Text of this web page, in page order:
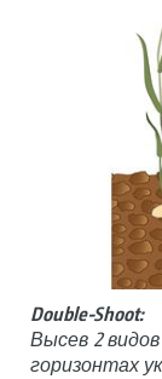
Double-Shoot:
Высев 2
горизонтах